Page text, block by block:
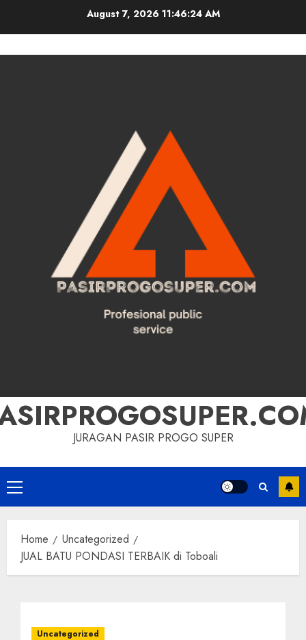
August 7, 2026 11:46:24 AM
JURAGAN PASIR PROGO SUPER
Primary
Menu
Home
Uncategorized
JUAL BATU PONDASI TERBAIK di Toboali
Uncategorized